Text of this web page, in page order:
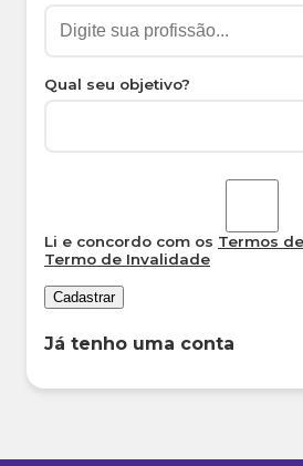
Qual seu objetivo?
Li e concordo com os Termos
Termo de Invalidade
Cadastrar
Já tenho uma conta